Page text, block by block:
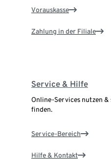
Vorauskasse
Zahlung in der Filiale
Service & Hilfe
Online-Services nutzen
finden.
Service-Bereich
Hilfe & Kontakt